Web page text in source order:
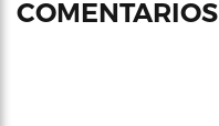
COMENTARIOS